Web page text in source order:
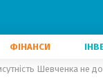
ФІНАНСИ
Шевченка не